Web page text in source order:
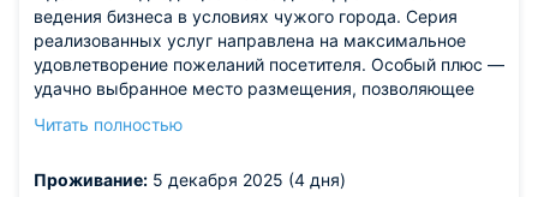
ведения бизнеса в условиях чужого города. Серия
реализованных услуг направлена на максимальное
удовлетворение пожеланий посетителя. Особый плюс —
удачно выбранное место размещения, позволяющее
развлекательные мероприятия. Интерьер номеров
рабочего дня. С уверенностью ставлю этому отелю
Читать полностью
Проживание: 5 декабря 2025 (4 дня)